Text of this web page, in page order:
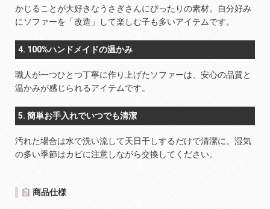
かじることが大好きなうさぎさんにぴったりの素材。自分好み
にソファーを「改造」して楽しむ子も多いアイテムです。
4. 100%ハンドメイドの温かみ
職人が一つひとつ丁寧に作り上げたソファーは、安心の品質と
温かみが感じられるアイテムです。
5. 簡単お手入れでいつでも清潔
汚れた場合は水で洗い流して天日干しするだけで清潔に。湿気
の多い季節はカビに注意しながら交換してください。
商品仕様